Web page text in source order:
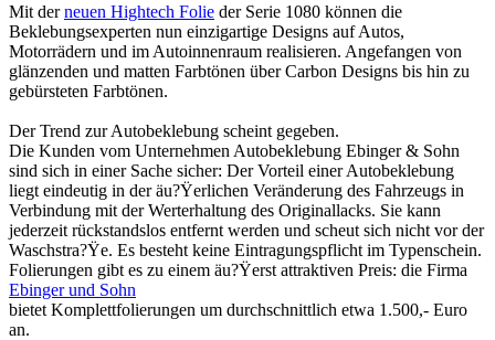
Mit derneuen Hightech Folie der Serie 1080 können die
Beklebungsexperten nun einzigartige Designs auf Autos,
Motorrädern und im Autoinnenraum realisieren. Angefangen von
glänzenden und matten Farbtönen über Carbon Designs bis hin zu
gebürsteten Farbtönen.
Der Trend zur Autobeklebung scheint gegeben.
Die Kunden vom Unternehmen Autobeklebung Ebinger & Sohn
sind sich in einer Sache sicher: Der Vorteil einer Autobeklebung
liegt eindeutig in der äu?Ÿerlichen Veränderung des Fahrzeugs in
Verbindung mit der Werterhaltung des Originallacks. Sie kann
jederzeit rückstandslos entfernt werden und scheut sich nicht vor der
Waschstra?Ÿe. Es besteht keine Eintragungspflicht im Typenschein.
Folierungen gibt es zu einem äu?Ÿerst attraktiven Preis: die Firma
Ebinger und Sohn
bietet Komplettfolierungen um durchschnittlich etwa 1.500,- Euro
an.